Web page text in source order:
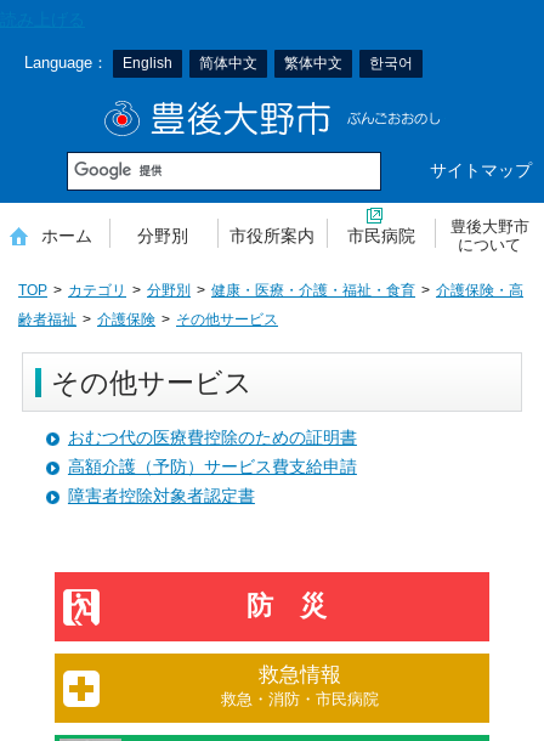
Language： English 简体中文 繁体中文 한국어
サイトマップ
ホーム 分野別 市役所案内 市民病院
豊後大野市
について
TOP カテゴリ 分野別 健康・医療・介護・福祉・食育
介護保険・高
齢者福祉
介護保険 その他サービス
その他サービス
おむつ代の医療費控除のための証明書
高額介護（予防）サービス費支給申請
障害者控除対象者認定書
防災
救急情報
救急・消防・市民病院